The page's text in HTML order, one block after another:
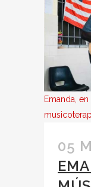
Emanda,
05